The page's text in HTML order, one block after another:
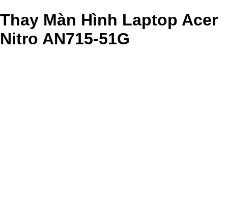
Thay Màn Hình Laptop Acer
Nitro AN715-51G